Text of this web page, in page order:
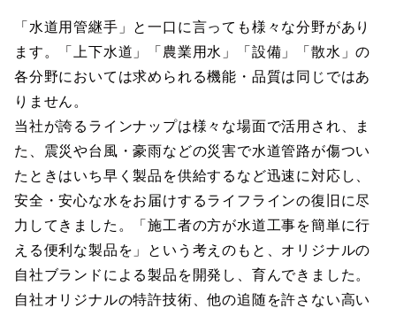
「水道用管継手」と一口に言っても様々な分野があり
ます。「上下水道」「農業用水」「設備」「散水」の
各分野においては求められる機能・品質は同じではあ
りません。
当社が誇るラインナップは様々な場面で活用され、ま
た、震災や台風・豪雨などの災害で水道管路が傷つい
たときはいち早く製品を供給するなど迅速に対応し、
安全・安心な水をお届けするライフラインの復旧に尽
力してきました。「施工者の方が水道工事を簡単に行
える便利な製品を」という考えのもと、オリジナルの
自社ブランドによる製品を開発し、育んできました。
自社オリジナルの特許技術、他の追随を許さない高い